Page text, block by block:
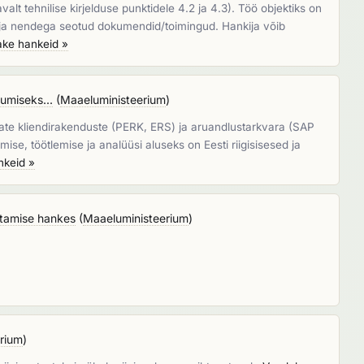
tehnilise kirjelduse punktidele 4.2 ja 4.3). Töö objektiks on
nendega seotud dokumendid/toimingud. Hankija võib
hankeid »
(Maaeluministeerium)
kliendirakenduste (PERK, ERS) ja aruandlustarkvara (SAP
töötlemise ja analüüsi aluseks on Eesti riigisisesed ja
»
hankes (Maaeluministeerium)
)